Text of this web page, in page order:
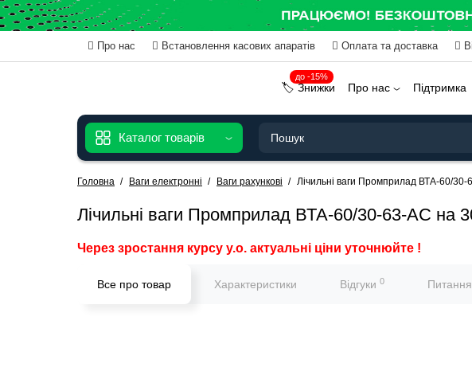
Про нас Встановлення касових апаратів Оплата та доставка
до -15%
🏷️ Знижки Про нас Підтримка
Каталог товарів
Головна Ваги електронні Ваги рахункові Лічильні ваги Промприлад ВТА-60/30-
Лічильні ваги Промприлад ВТА-60/30-63-АС на
Через зростання курсу у.о. актуальні ціни уточнюйте !
Все про товар Характеристики Відгуки 0 Питання